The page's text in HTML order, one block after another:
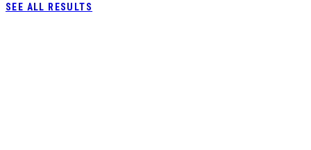
SEE ALL RESULTS